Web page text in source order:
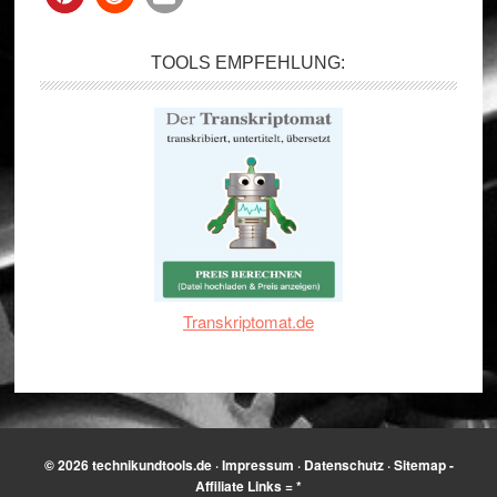
TOOLS EMPFEHLUNG:
Transkriptomat.de
© 2026technikundtools.de·Impressum · Datenschutz·Sitemap-
Affiliate Links = *